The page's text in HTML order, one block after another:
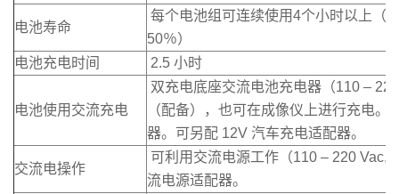
电池寿命
每个电池组可连续使用4个小时以上（
50％）
电池充电时间
2.5 小时
电池使用交流充电
双充电底座交流电池充电器（110 –
（配备），也可在成像仪上进行充电。
器。可另配 12V 汽车充电适配器。
交流电操作
可利用交流电源工作（110 – 220 Vac,
流电源适配器。